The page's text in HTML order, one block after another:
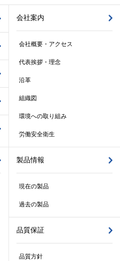
会社案内
会社概要・アクセス
代表挨拶・理念
沿革
組織図
環境への取り組み
労働安全衛生
製品情報
現在の製品
過去の製品
品質保証
品質方針